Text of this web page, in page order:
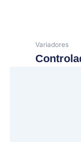
Variadores